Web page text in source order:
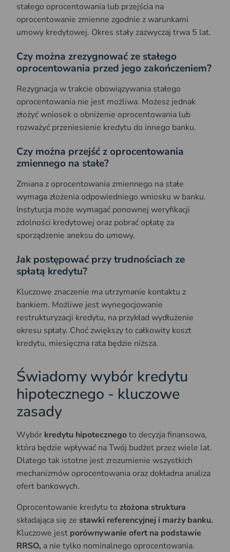
stałego oprocentowania lub przejścia na
oprocentowanie zmienne zgodnie z warunkami
umowy kredytowej. Okres stały zazwyczaj trwa 5 lat.
Czy można zrezygnować ze stałego
oprocentowania przed jego zakończeniem?
Rezygnacja w trakcie obowiązywania stałego
oprocentowania nie jest możliwa. Możesz jednak
złożyć wniosek o obniżenie oprocentowania lub
rozważyć przeniesienie kredytu do innego banku.
Czy można przejść z oprocentowania
zmiennego na stałe?
Zmiana z oprocentowania zmiennego na stałe
wymaga złożenia odpowiedniego wniosku w banku.
Instytucja może wymagać ponownej weryfikacji
zdolności kredytowej oraz pobrać opłatę za
sporządzenie aneksu do umowy.
Jak postępować przy trudnościach ze
spłatą kredytu?
Kluczowe znaczenie ma utrzymanie kontaktu z
bankiem. Możliwe jest wynegocjowanie
restrukturyzacji kredytu, na przykład wydłużenie
okresu spłaty. Choć zwiększy to całkowity koszt
kredytu, miesięczna rata będzie niższa.
Świadomy wybór kredytu
hipotecznego - kluczowe
zasady
Wybór kredytu hipotecznegoto decyzja finansowa,
która będzie wpływać na Twój budżet przez wiele lat.
Dlatego tak istotne jest zrozumienie wszystkich
mechanizmów oprocentowania oraz dokładna analiza
ofert bankowych.
Oprocentowanie kredytu to złożona struktura
składająca się ze stawki referencyjnej i marży banku.
Kluczowe jest porównywanie ofert na podstawie
RRSO, a nie tylko nominalnego oprocentowania.